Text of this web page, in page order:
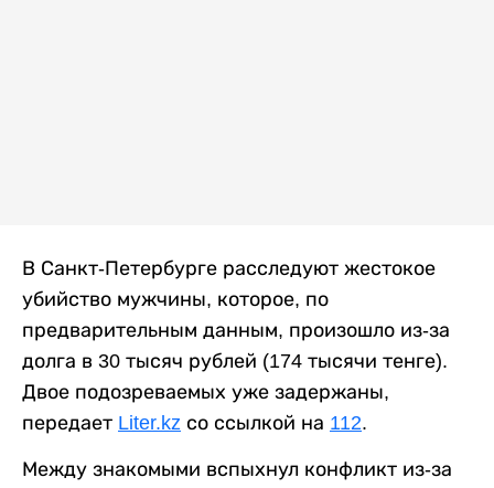
В Санкт-Петербурге расследуют жестокое
убийство мужчины, которое, по
предварительным данным, произошло из-за
долга в 30 тысяч рублей (174 тысячи тенге).
Двое подозреваемых уже задержаны,
передает Liter.kz со ссылкой на 112.
Между знакомыми вспыхнул конфликт из-за